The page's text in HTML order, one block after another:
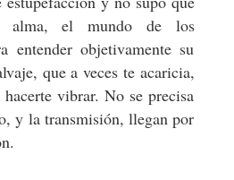
alma, el mundo de los
entender objetivamente su
que a veces te acaricia,
vibrar. No se precisa
y la transmisión, llegan por